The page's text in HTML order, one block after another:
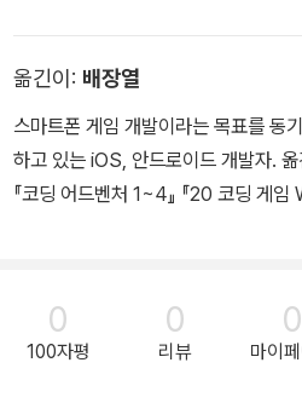
옮긴이: 배장열
스마트폰 게임 개발이라는 목표를 동
하고 있는 iOS, 안드로이드 개발자. 옮
『코딩 어드벤처 1~4』 『20 코딩 게임
0
100자평
0
리뷰
0
마이